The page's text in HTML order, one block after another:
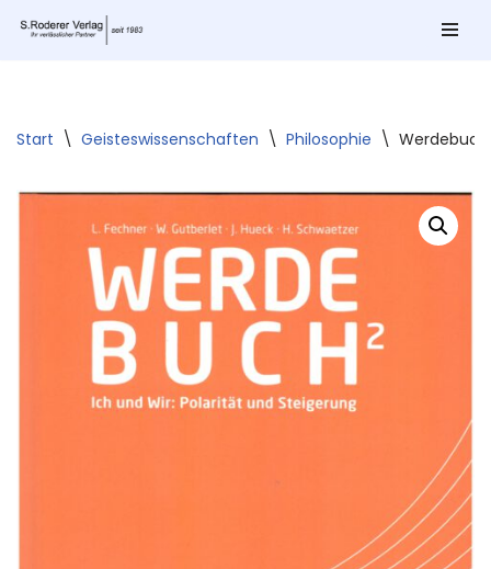
Start \ Geisteswissenschaften \ Philosophie \